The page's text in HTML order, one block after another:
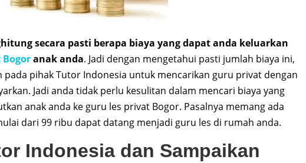
secara pasti berapa biaya yang dapat anda keluarkan
anak anda. Jadi dengan mengetahui pasti jumlah biaya ini,
pada pihak Tutor Indonesia untuk mencarikan guru privat dengan
Jadi anda tidak perlu kesulitan dalam mencari biaya yang
anak anda ke guru les privat Bogor. Pasalnya memang ada
dari 99 ribu dapat datang menjadi guru les di rumah anda.
Indonesia dan Sampaikan